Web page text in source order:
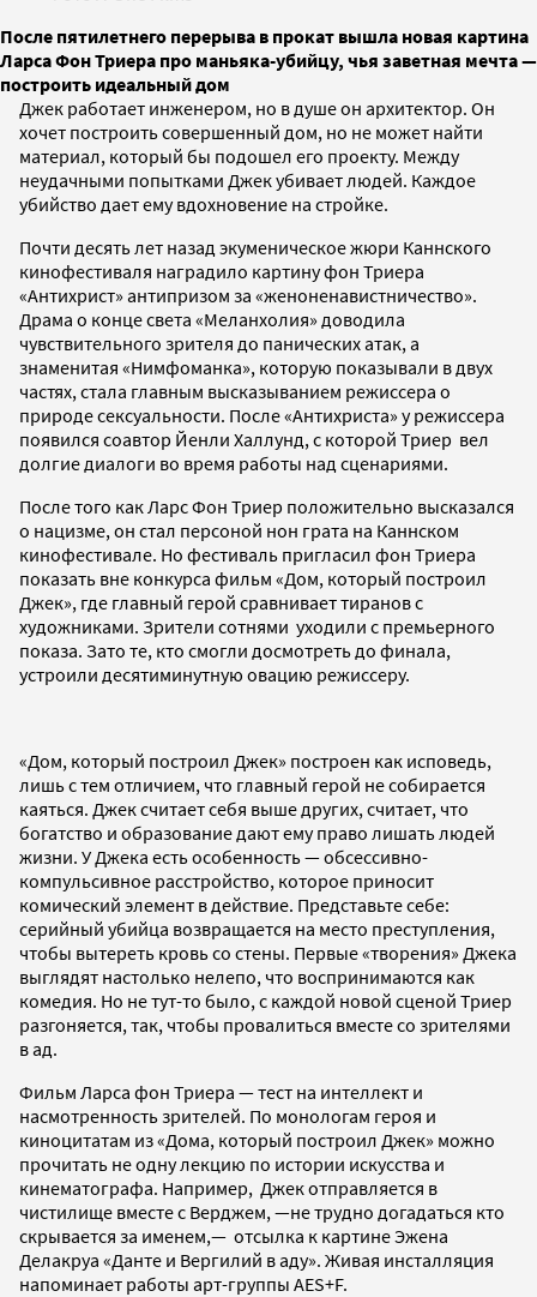
После пятилетнего перерыва в прокат вышла новая картина
Ларса Фон Триера про маньяка-убийцу, чья заветная мечта —
построить идеальный дом
Джек работает инженером, но в душе он архитектор. Он
хочет построить совершенный дом, но не может найти
материал, который бы подошел его проекту. Между
неудачными попытками Джек убивает людей. Каждое
убийство дает ему вдохновение на стройке.
Почти десять лет назад экуменическое жюри Каннского
кинофестиваля наградило картину фон Триера
«Антихрист» антипризом за «женоненавистничество».
Драма о конце света «Меланхолия» доводила
чувствительного зрителя до панических атак, а
знаменитая «Нимфоманка», которую показывали в двух
частях, стала главным высказыванием режиссера о
природе сексуальности. После «Антихриста» у режиссера
появился соавтор Йенли Халлунд, с которой Триер вел
долгие диалоги во время работы над сценариями.
После того как Ларс Фон Триер положительно высказался
о нацизме, он стал персоной нон грата на Каннском
кинофестивале. Но фестиваль пригласил фон Триера
показать вне конкурса фильм «Дом, который построил
Джек», где главный герой сравнивает тиранов с
художниками. Зрители сотнями уходили с премьерного
показа. Зато те, кто смогли досмотреть до финала,
устроили десятиминутную овацию режиссеру.
«Дом, который построил Джек» построен как исповедь,
лишь с тем отличием, что главный герой не собирается
каяться. Джек считает себя выше других, считает, что
богатство и образование дают ему право лишать людей
жизни. У Джека есть особенность — обсессивно-
компульсивное расстройство, которое приносит
комический элемент в действие. Представьте себе:
серийный убийца возвращается на место преступления,
чтобы вытереть кровь со стены. Первые «творения» Джека
выглядят настолько нелепо, что воспринимаются как
комедия. Но не тут-то было, с каждой новой сценой Триер
разгоняется, так, чтобы провалиться вместе со зрителями
в ад.
Фильм Ларса фон Триера — тест на интеллект и
насмотренность зрителей. По монологам героя и
киноцитатам из «Дома, который построил Джек» можно
прочитать не одну лекцию по истории искусства и
кинематографа. Например, Джек отправляется в
чистилище вместе с Верджем, —не трудно догадаться кто
скрывается за именем,— отсылка к картине Эжена
Делакруа «Данте и Вергилий в аду». Живая инсталляция
напоминает работы арт-группы AES+F.